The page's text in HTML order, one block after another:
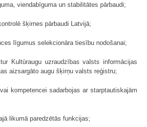
viendabīguma un stabilitātes pārbaudi;
šķirnes pārbaudi Latvijā;
līgumus selekcionāra tiesību nodošanai;
Kultūraugu uzraudzības valsts informācijas
aizsargāto augu šķirņu valsts reģistru;
kompetencei sadarbojas ar starptautiskajām
likumā paredzētās funkcijas;